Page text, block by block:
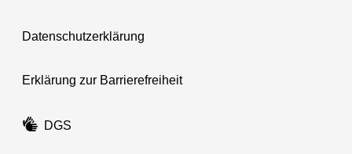
Datenschutzerklärung
Erklärung zur Barrierefreiheit
DGS